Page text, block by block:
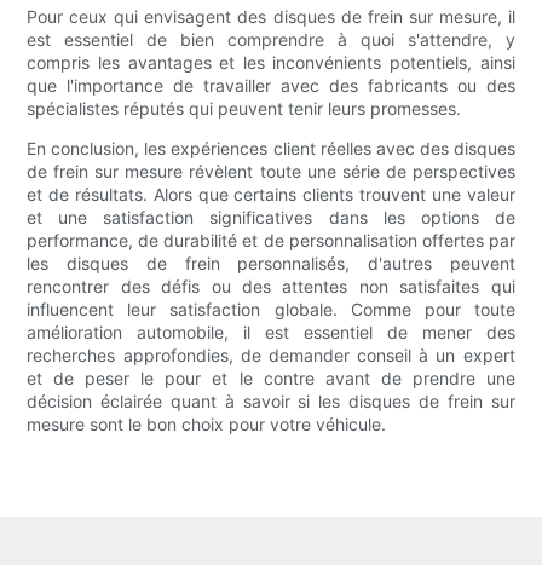
Pour ceux qui envisagent des disques de frein sur mesure, il
est essentiel de bien comprendre à quoi s'attendre, y
compris les avantages et les inconvénients potentiels, ainsi
que l'importance de travailler avec des fabricants ou des
spécialistes réputés qui peuvent tenir leurs promesses.
En conclusion, les expériences client réelles avec des disques
de frein sur mesure révèlent toute une série de perspectives
et de résultats. Alors que certains clients trouvent une valeur
et une satisfaction significatives dans les options de
performance, de durabilité et de personnalisation offertes par
les disques de frein personnalisés, d'autres peuvent
rencontrer des défis ou des attentes non satisfaites qui
influencent leur satisfaction globale. Comme pour toute
amélioration automobile, il est essentiel de mener des
recherches approfondies, de demander conseil à un expert
et de peser le pour et le contre avant de prendre une
décision éclairée quant à savoir si les disques de frein sur
mesure sont le bon choix pour votre véhicule.